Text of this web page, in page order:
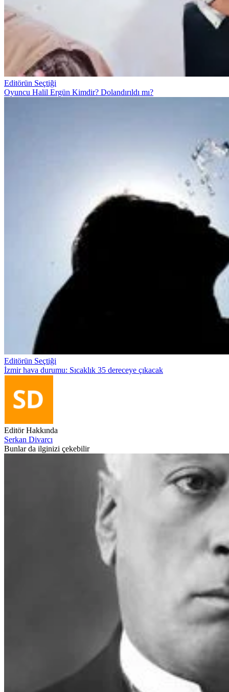
Editörün Seçtiği
Oyuncu Halil Ergün Kimdir? Dolandırıldı mı?
Editörün Seçtiği
İzmir hava durumu: Sıcaklık 35 dereceye çıkacak
Editör Hakkında
Serkan Divarcı
Bunlar da ilginizi çekebilir